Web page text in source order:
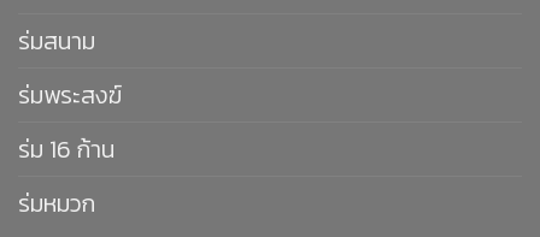
ร่มสนาม
ร่มพระสงฆ์
ร่ม 16 ก้าน
ร่มหมวก